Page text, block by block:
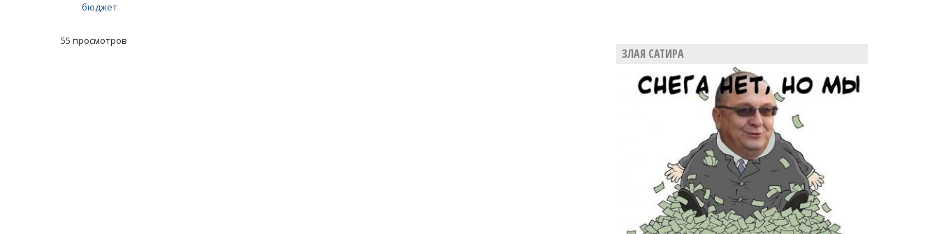
бюджет
55 просмотров
ЗЛАЯ САТИРА